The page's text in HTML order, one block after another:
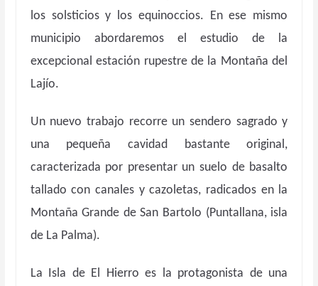
los solsticios y los equinoccios. En ese mismo
municipio abordaremos el estudio de la
excepcional estación rupestre de la Montaña del
Lajío.
Un nuevo trabajo recorre un sendero sagrado y
una pequeña cavidad bastante original,
caracterizada por presentar un suelo de basalto
tallado con canales y cazoletas, radicados en la
Montaña Grande de San Bartolo (Puntallana, isla
de La Palma).
La Isla de El Hierro es la protagonista de una